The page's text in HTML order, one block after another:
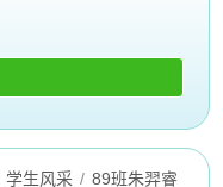
学生风采 / 89班朱羿睿